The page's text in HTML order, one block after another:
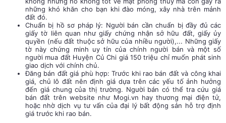
những khó khăn cho bạn khi đào móng, xây nhà trên mảnh
đất đó.
Chuẩn bị hồ sơ pháp lý: Người bán cần chuẩn bị đầy đủ các
giấy tờ liên quan như giấy chứng nhận sở hữu đất, giấy ủy
quyền (nếu đất thuộc sở hữu của nhiều người),... Những giấy
tờ này chứng minh uy tín của chính người bán và một số
người mua đất Huyện Củ Chi giá 150 triệu chỉ muốn phát sinh
giao dịch với chính chủ.
Đăng bán đất giá phù hợp: Trước khi rao bán đất và công khai
giá, chủ lô đất nên định giá dựa trên các yếu tố ảnh hưởng
đến giá chung của thị trường. Người bán có thể tra cứu giá
bán đất trên website như Mogi.vn hay thương mại điện tử,
hoặc nhờ dịch vụ tư vấn của đại lý bất động sản hỗ trợ định
giá trước khi rao bán.